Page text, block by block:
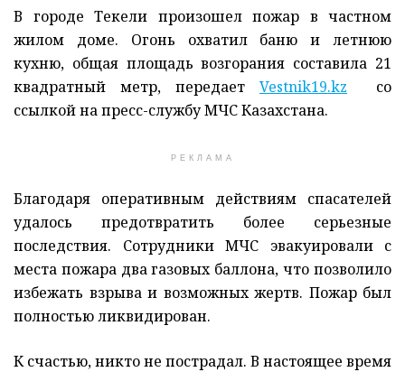
В городе Текели произошел пожар в частном
жилом доме. Огонь охватил баню и летнюю
кухню, общая площадь возгорания составила 21
квадратный метр, передает Vestnik19.kz со
ссылкой на пресс-службу МЧС Казахстана.
РЕКЛАМА
Благодаря оперативным действиям спасателей
удалось предотвратить более серьезные
последствия. Сотрудники МЧС эвакуировали с
места пожара два газовых баллона, что позволило
избежать взрыва и возможных жертв. Пожар был
полностью ликвидирован.
К счастью, никто не пострадал. В настоящее время